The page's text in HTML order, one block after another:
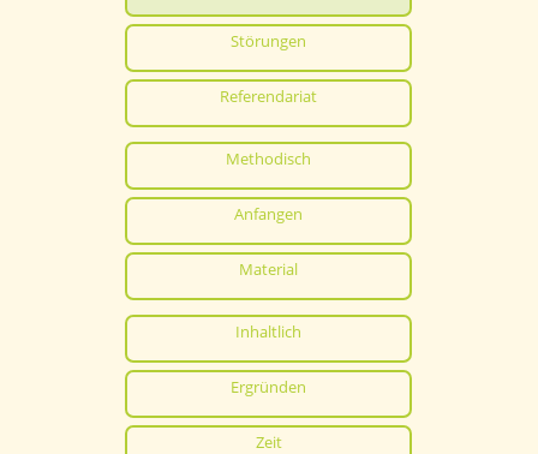
Störungen
Referendariat
Methodisch
Anfangen
Material
Inhaltlich
Ergründen
Zeit